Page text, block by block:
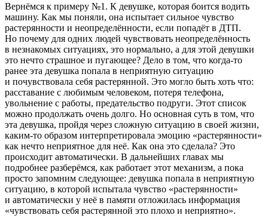
Вернёмся к примеру №1 . К девушке, которая боится водить
машину. Как мы поняли, она испытает сильное чувство
растерянности и неопределённости, если попадёт в ДТП.
Но почему для одних людей чувствовать неопределённость
в незнакомых ситуациях, это нормально, а для этой девушки
это нечто страшное и пугающее? Дело в том, что когда-то
ранее эта девушка попала в неприятную ситуацию
и почувствовала себя растерянной. Это могло быть хоть что:
расставание с любимым человеком, потеря телефона,
увольнение с работы, предательство подруги. Этот список
можно продолжать очень долго. Но основная суть в том, что
эта девушка, пройдя через сложную ситуацию в своей жизни,
каким-то образом интерпретировала эмоцию «растерянности»
как нечто неприятное для неё. Как она это сделала? Это
происходит автоматически. В дальнейших главах мы
подробнее разберёмся, как работает этот механизм, а пока
просто запомним следующее: девушка попала в неприятную
ситуацию, в которой испытала чувство «растерянности»
и автоматически у неё в памяти отложилась информация
«чувствовать себя растерянной это плохо и неприятно».